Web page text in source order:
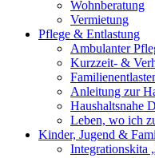
Wohnberatung
Vermietung
Pflege & Entlastung
Ambulanter
Kurzzeit- &
Anleitung zur
Haushaltsnahe
Leben, wo ich
Kinder, Jugend &
Integrationskita